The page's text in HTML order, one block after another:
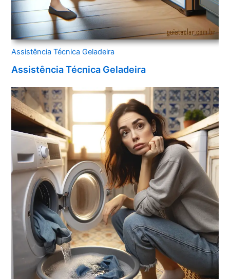
Assistência Técnica Geladeira
Assistência Técnica Geladeira